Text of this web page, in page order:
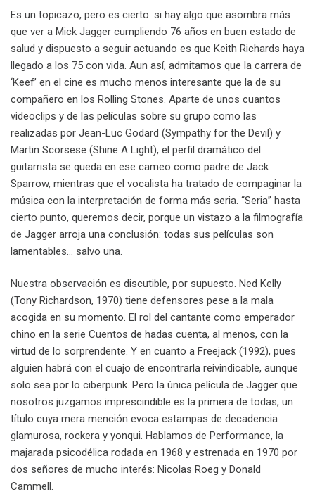
Es un topicazo, pero es cierto: si hay algo que asombra más
que ver a Mick Jagger cumpliendo 76 años en buen estado de
salud y dispuesto a seguir actuando es que Keith Richards haya
llegado a los 75 con vida. Aun así, admitamos que la carrera de
‘Keef’ en el cine es mucho menos interesante que la de su
compañero en los Rolling Stones. Aparte de unos cuantos
videoclips y de las películas sobre su grupo como las
realizadas por Jean-Luc Godard (Sympathy for the Devil) y
Martin Scorsese (Shine A Light), el perfil dramático del
guitarrista se queda en ese cameo como padre de Jack
Sparrow, mientras que el vocalista ha tratado de compaginar la
música con la interpretación de forma más seria. “Seria” hasta
cierto punto, queremos decir, porque un vistazo a la filmografía
de Jagger arroja una conclusión: todas sus películas son
lamentables… salvo una.
Nuestra observación es discutible, por supuesto. Ned Kelly
(Tony Richardson, 1970) tiene defensores pese a la mala
acogida en su momento. El rol del cantante como emperador
chino en la serie Cuentos de hadas cuenta, al menos, con la
virtud de lo sorprendente. Y en cuanto a Freejack (1992), pues
alguien habrá con el cuajo de encontrarla reivindicable, aunque
solo sea por lo ciberpunk. Pero la única película de Jagger que
nosotros juzgamos imprescindible es la primera de todas, un
título cuya mera mención evoca estampas de decadencia
glamurosa, rockera y yonqui. Hablamos de Performance, la
majarada psicodélica rodada en 1968 y estrenada en 1970 por
dos señores de mucho interés: Nicolas Roeg y Donald
Cammell.